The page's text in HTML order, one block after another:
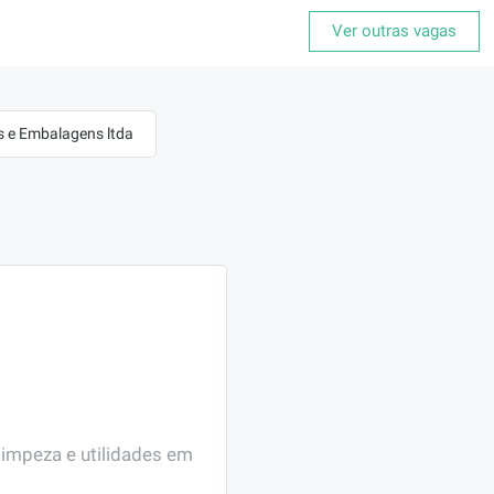
Ver outras vagas
e Embalagens ltda
e utilidades em